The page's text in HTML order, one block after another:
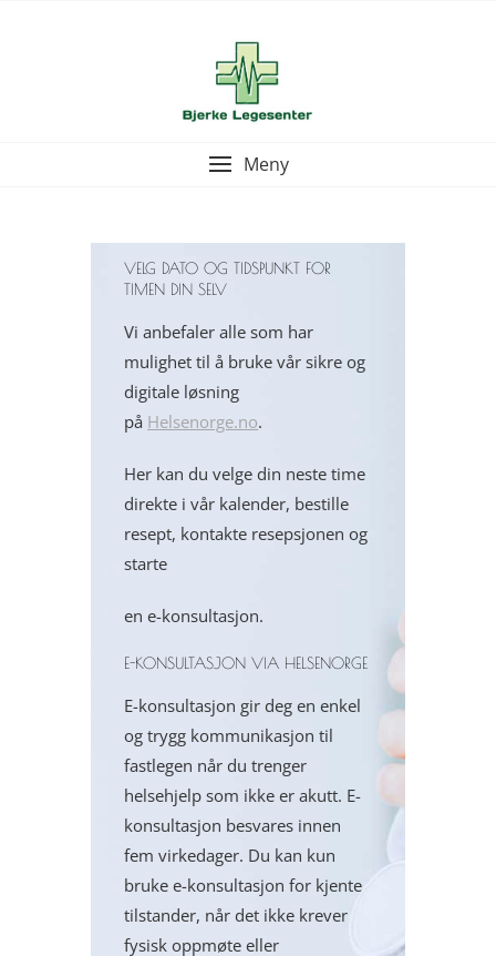
Meny
Bjerke
Legesente
VELG DATO OG TIDSPUNKT FOR
TIMEN DIN SELV
Vi anbefaler alle som har
mulighet til å bruke vår sikre og
digitale løsning
på Helsenorge.no.
Her kan du velge din neste time
direkte i vår kalender, bestille
resept, kontakte resepsjonen og
starte
en e-konsultasjon.
E-KONSULTASJON VIA HELSENORGE
E-konsultasjon gir deg en enkel
og trygg kommunikasjon til
fastlegen når du trenger
helsehjelp som ikke er akutt. E-
konsultasjon besvares innen
fem virkedager. Du kan kun
bruke e-konsultasjon for kjente
tilstander, når det ikke krever
fysisk oppmøte eller